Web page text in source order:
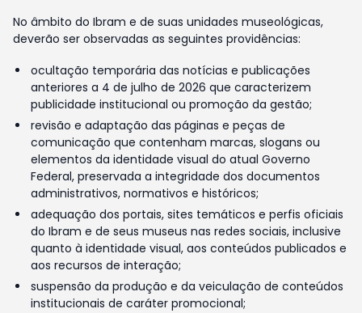
No âmbito do Ibram e de suas unidades museológicas,
deverão ser observadas as seguintes providências:
ocultação temporária das notícias e publicações
anteriores a 4 de julho de 2026 que caracterizem
publicidade institucional ou promoção da gestão;
revisão e adaptação das páginas e peças de
comunicação que contenham marcas, slogans ou
elementos da identidade visual do atual Governo
Federal, preservada a integridade dos documentos
administrativos, normativos e históricos;
adequação dos portais, sites temáticos e perfis oficiais
do Ibram e de seus museus nas redes sociais, inclusive
quanto à identidade visual, aos conteúdos publicados e
aos recursos de interação;
suspensão da produção e da veiculação de conteúdos
institucionais de caráter promocional;